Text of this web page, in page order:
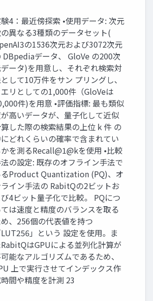
4：最近傍探索 •使用データ: 次元
異なる3種類のデータセット(
の1536次元および3072次元
DBpediaデータ、 GloVe の200次
ータ)を用意し、それぞれ検索対
して10万件をサン プリングし、
リとしての1,000件（GloVeは
件)を用意 •評価指標: 最も類似
高いデータが、量子化して近似
した際の検索結果の上位 k 件 の
どれくらいの確率で含まれてい
を測るRecall@1@kを使用 •比較
の設定: 既存のオフライン手法で
るProduct Quantization (PQ)、オ
イン手法の RabitQの2ビットお
4ビット量子化で比較。 PQにつ
は速度と精度のバランスを取る
、256個の代表値を持つ
LUT256」という 設定を使用。ま
はGPUによる並列化計算が
能なアルゴリズムであるため、
上で実行させてインデックス作
間や精度を計測 23